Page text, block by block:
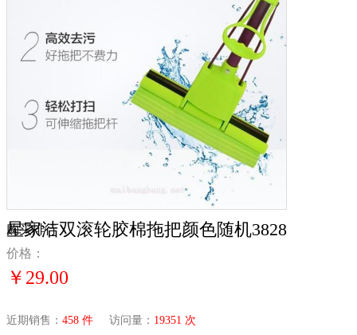
星家洁双滚轮胶棉拖把颜色随机3828
价格：
￥29.00
近期销售： 458 件 访问量： 19351 次
购买排行